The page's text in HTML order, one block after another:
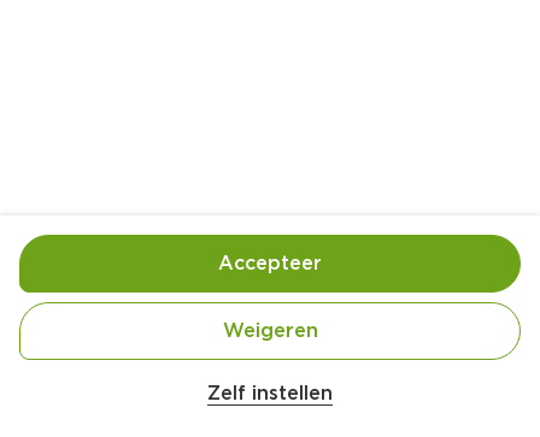
Ingrediënten Bereiding
Zelf instellen
Weigeren
Accepteer